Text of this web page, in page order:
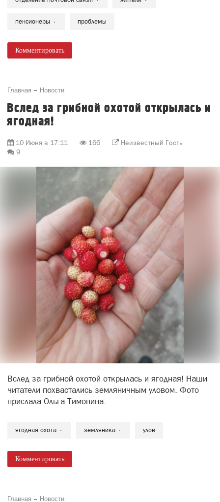
пенсионеры проблемы
Комментировать
Главная Новости
Вслед за грибной охотой открылась и
ягодная!
10 Июня в 17:11 166
Неизвестный Гость
9
Вслед за грибной охотой открылась и ягодная! Наши
читатели похвастались земляничным уловом. Фото
прислала Ольга Тимонина.
ягодная охота земляника улов
Комментировать
Главная Новости